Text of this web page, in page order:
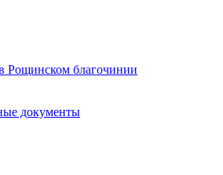
Рощинском благочинии
документы